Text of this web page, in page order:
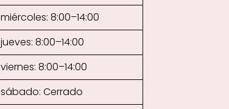
miércoles: 8:00–14:00
jueves: 8:00–14:00
viernes: 8:00–14:00
sábado: Cerrado